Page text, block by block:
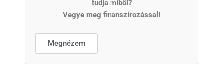
benzinmotor,
tudja miből?
Vegye meg finanszírozással!
Megnézem